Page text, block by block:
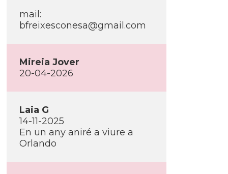
mail:
bfreixesconesa@gmail.com
Mireia Jover
20-04-2026
Laia G
14-11-2025
En un any aniré a viure a
Orlando